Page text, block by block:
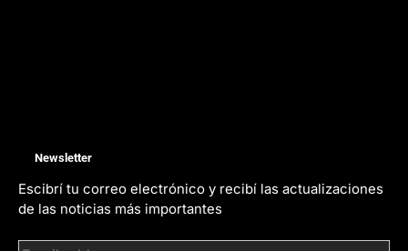
Newsletter
Escibrí tu correo electrónico y recibí las actualizaciones
de las noticias más importantes